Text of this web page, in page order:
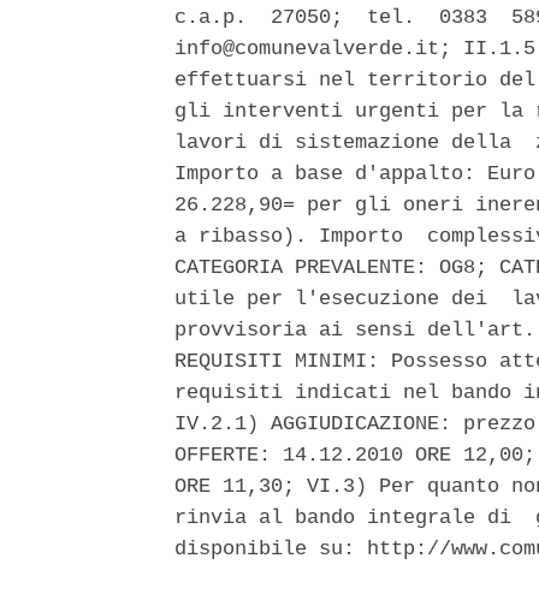
c.a.p.  27050;  tel.  0383
info@comunevalverde.it; II.1.5)
effettuarsi nel territorio del
gli interventi urgenti per la
lavori di sistemazione
Importo a base d'appalto:
26.228,90= per gli oneri
a ribasso). Importo
CATEGORIA PREVALENTE: OG8;
utile per l'esecuzione dei
provvisoria ai sensi
REQUISITI MINIMI: Possesso
requisiti indicati nel bando
IV.2.1) AGGIUDICAZIONE:
OFFERTE: 14.12.2010 ORE
ORE 11,30; VI.3) Per
rinvia al bando integrale di
disponibile su: http://